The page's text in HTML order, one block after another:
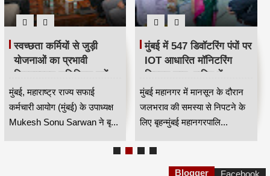
स्वच्छता कर्मियों से जुड़ी
योजनाओं का प्रभावी
क्रियान्वयन सुनिश्चित करें —
महाराष्ट्र राज्य सफाई
कर्मचारी आयोग के उपाध्यक्ष
मुकेश सोनू सरवान HKA
मुंबई, महाराष्ट्र राज्य सफाई
कर्मचारी आयोग (मुंबई) के उपाध्यक्ष
Mukesh Sonu Sarwan ने बृ...
मुंबई में 547 डिवॉटरिंग पंपों पर
IOT आधारित मॉनिटरिंग
सिस्टम लागू, बारिश में
जलभराव नियंत्रण होगा
अधिक प्रभावी
मुंबई महानगर में मानसून के दौरान
जलभराव की समस्या से निपटने के
लिए बृहन्मुंबई महानगरपालि...
Blogger